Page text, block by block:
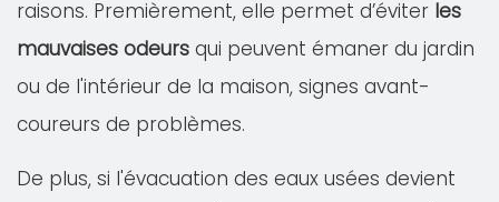
raisons. Premièrement, elle permet d’éviter les
mauvaises odeurs qui peuvent émaner du jardin
ou de l'intérieur de la maison, signes avant-
coureurs de problèmes.
De plus, si l'évacuation des eaux usées devient